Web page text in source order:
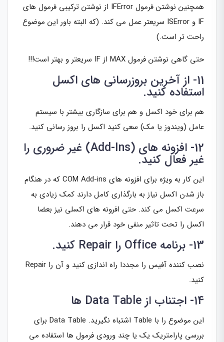
همچنین نوشتن فرمول IFError از نوشتن ترکیبی فرمول های
IF و ISError سریعتر عمل می کند. (که البته باور این موضوع
راحت تر است.)
حتی گاهی نوشتن فرمول MAX از IF سریعتر و بهتر است!!!
11- از آخرین بروزرسانی های اکسل
استفاده کنید.
هم برای خود اکسل و هم برای سازگاری بیشتر با سیستم
عامل (ویندوز یا مک) سعی کنید اکسل را بروز رسانی کنید.
12- افزونه های (Add-Ins) غیر ضروری را
غیر فعال کنید.
این کار به ویژه برای افزونه های COM Add-ins که در هنگام
باز شدن اکسل نیاز به بارگذاری کامل دارند کمک زیادی به
سرعت اکسل می کند. حتی افرونه های اکسلی نیز بعضا
اکسل را تحت تاثیر منفی خود قرار می دهند.
13- برنامه Office را Repair کنید.
نصب کننده آفیس را مجددا راه اندازی کنید و آن را Repair
کنید.
14- اجتناب از Data Table ها
این موضوع را با Table اشتباه نگیرید. Data Table برای
بررسی پارامتریک یک یا چند ورودی فرمول ها استفاده می